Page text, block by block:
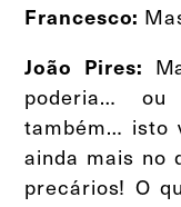
Francesco:
João Pires:
poderia…
também… isto
ainda mais no
precários! O